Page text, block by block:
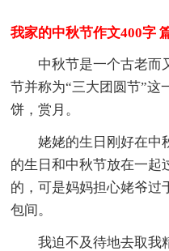
我家的中秋节作文400字
中秋节是一个古老而
节并称为“三大团圆节”这
饼，赏月。
姥姥的生日刚好在中
的生日和中秋节放在一起
的，可是妈妈担心姥爷过
包间。
我迫不及待地去取我